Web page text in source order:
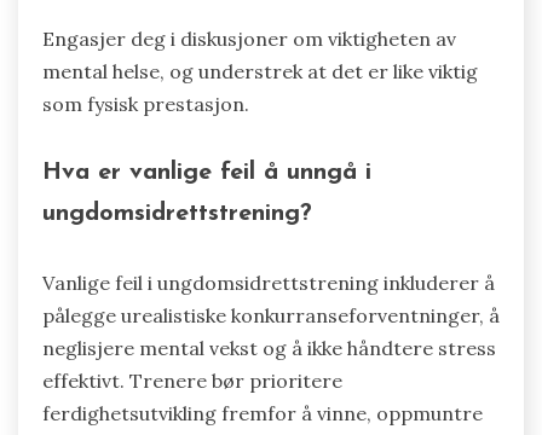
ved å fremme en balansert tilnærming til
prestasjonsforventninger. Oppmuntre til åpen
kommunikasjon om følelser og utfordringer.
presset. Hjelp til med å sette realistiske mål som
prioriterer personlig vekst. Lær bort teknikker
pusteøvelser.
Gjenkjenn tegn på utbrenthet eller angst, og vær
klar til å justere involveringen deretter. Gi et
støttende miljø som verdsetter innsats og
motstandskraft.